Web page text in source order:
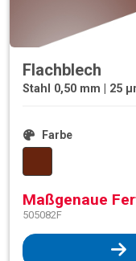
Flachblech
Stahl 0,50 mm | 25
Farbe
Maßgenaue
505082F